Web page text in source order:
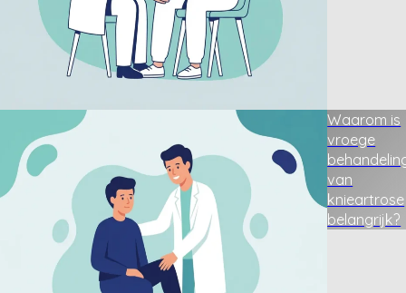
Waarom is
vroege
van
knieartrose
belangrijk?